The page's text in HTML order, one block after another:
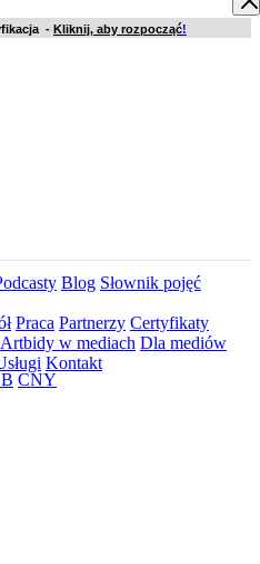
- Kliknij, aby rozpocząć!
Blog Słownik pojęć
Praca Partnerzy Certyfikaty
Artbidy w mediach Dla mediów
Kontakt
CNY